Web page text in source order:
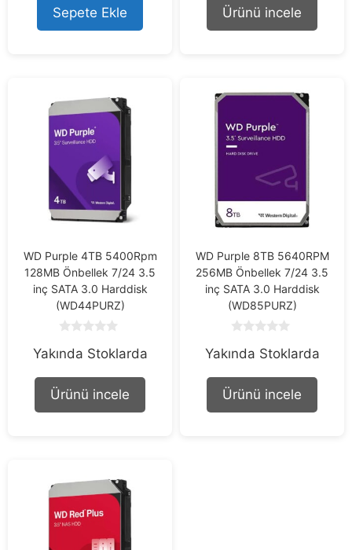
o
f
5
Sepete Ekle
f
Ürünü incele
WD Purple 4TB 5400Rpm
128MB Önbellek 7/24 3.5
inç SATA 3.0 Harddisk
(WD44PURZ)
o
t
f
Yakında Stoklarda
Ürünü incele
WD Purple 8TB 5640RPM
256MB Önbellek 7/24 3.5
inç SATA 3.0 Harddisk
(WD85PURZ)
o
t
f
Yakında Stoklarda
Ürünü incele